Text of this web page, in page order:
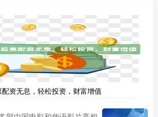
资无息，轻松投资，财富增值